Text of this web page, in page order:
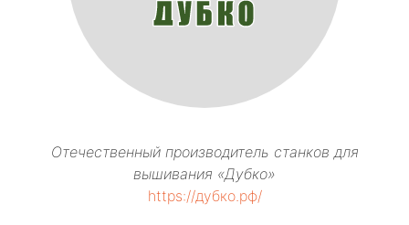
Отечественный производитель станков для
вышивания «Дубко»
https://дубко.рф/